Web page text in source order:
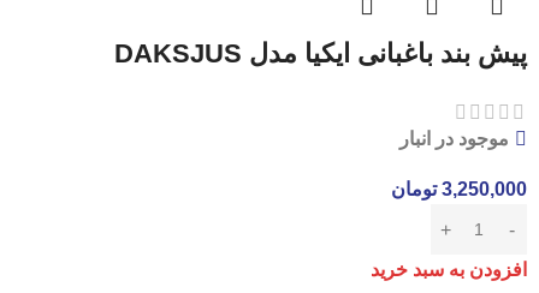
پیش بند باغبانی ایکیا مدل DAKSJUS
موجود در انبار
3,250,000 تومان
افزودن به سبد خرید